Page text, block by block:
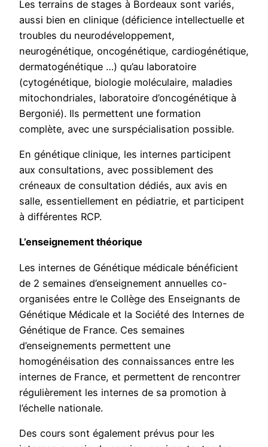
Les terrains de stages à Bordeaux sont variés,
aussi bien en clinique (déficience intellectuelle et
troubles du neurodéveloppement,
neurogénétique, oncogénétique, cardiogénétique,
dermatogénétique …) qu’au laboratoire
(cytogénétique, biologie moléculaire, maladies
mitochondriales, laboratoire d’oncogénétique à
Bergonié). Ils permettent une formation
complète, avec une surspécialisation possible.
En génétique clinique, les internes participent
aux consultations, avec possiblement des
créneaux de consultation dédiés, aux avis en
salle, essentiellement en pédiatrie, et participent
à différentes RCP.
L’enseignement théorique
Les internes de Génétique médicale bénéficient
de 2 semaines d’enseignement annuelles co-
organisées entre le Collège des Enseignants de
Génétique Médicale et la Société des Internes de
Génétique de France. Ces semaines
d’enseignements permettent une
homogénéisation des connaissances entre les
internes de France, et permettent de rencontrer
régulièrement les internes de sa promotion à
l’échelle nationale.
Des cours sont également prévus pour les